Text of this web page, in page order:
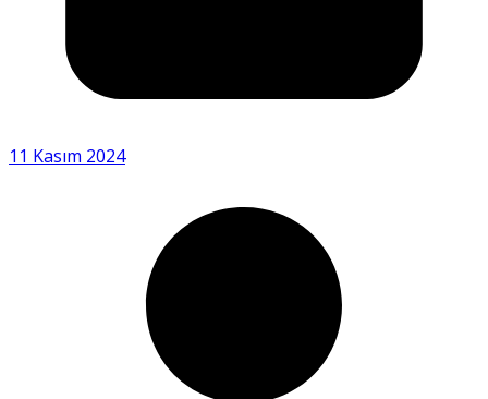
11 Kasım 2024